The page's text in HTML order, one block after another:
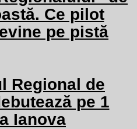
Ce pilot
pe pistă
Regional de
pe 1
Ianova